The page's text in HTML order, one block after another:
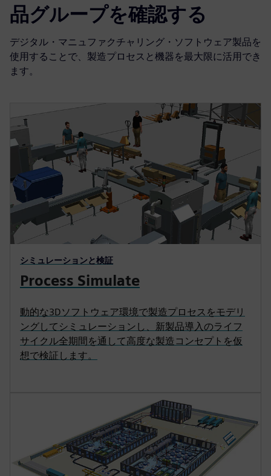
品グループを確認する
デジタル・マニュファクチャリング・ソフトウェア製品を
使用することで、製造プロセスと機器を最大限に活用でき
ます。
シミュレーションと検証
Process Simulate
動的な3Dソフトウェア環境で製造プロセスをモデリ
ングしてシミュレーションし、新製品導入のライフ
サイクル全期間を通して高度な製造コンセプトを仮
想で検証します。